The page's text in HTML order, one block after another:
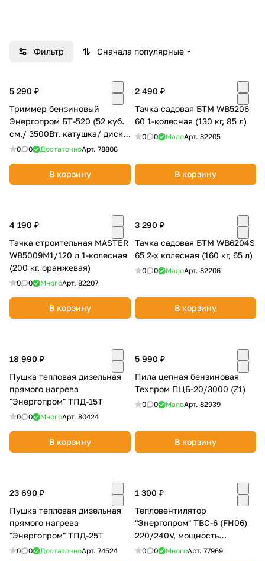
Фильтр Сначала популярные
5 290 ₽
Триммер бензиновый
Энергопром БТ-520 (52 куб.
см./ 3500Вт, катушка/ диск
3Т)
0 0 ДостаточноАрт. 78808
В корзину
2 490 ₽
Тачка садовая БТМ WB5206
60 1-колесная (130 кг, 85 л)
0 0 МалоАрт. 82205
В корзину
4 190 ₽
Тачка строительная MASTER
WB5009M1/120 л 1-колесная
(200 кг, оранжевая)
0 0 МногоАрт. 82207
В корзину
3 290 ₽
Тачка садовая БТМ WB6204S
65 2-х колесная (160 кг, 65 л)
0 0 МалоАрт. 82206
В корзину
18 990 ₽
Пушка тепловая дизельная
прямого нагрева
"Энергопром" ТПД-15Т
0 0 МногоАрт. 80424
В корзину
5 990 ₽
Пила цепная бензиновая
Техпром ПЦБ-20/3000 (Z1)
0 0 МалоАрт. 82939
В корзину
23 690 ₽
Пушка тепловая дизельная
прямого нагрева
"Энергопром" ТПД-25Т
0 0 ДостаточноАрт. 74524
1 300 ₽
Тепловентилятор
"Энергопром" ТВС-6 (FH06)
220/240V, мощность
1000/2000Вт
0 0 МногоАрт. 77969
% картой любого банка
Получайте товар
выбранный способом
Оставшиеся
Подробнее
об оплате Плайтом
недели
8 800 302-02-51
plait.ru